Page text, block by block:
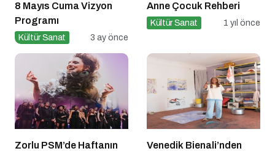
8 Mayıs Cuma Vizyon
Programı
Kültür Sanat 3 ay önce
Anne Çocuk Rehberi
Kültür Sanat 1 yıl önce
Zorlu PSM’de Haftanın
Venedik Bienali’nden